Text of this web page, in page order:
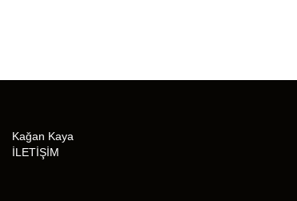
Kağan Kaya
İLETİŞİM